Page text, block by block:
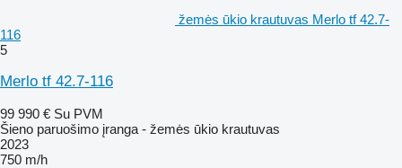
žemės ūkio krautuvas Merlo tf 42.7-
116
5
Merlo tf 42.7-116
99 990 € Su PVM
Šieno paruošimo įranga - žemės ūkio krautuvas
2023
750 m/h